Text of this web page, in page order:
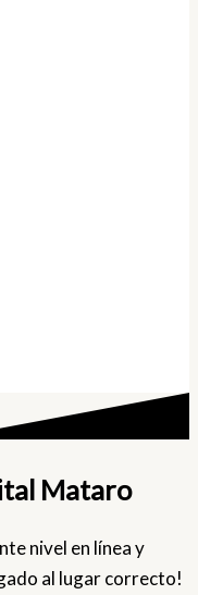
Mataro
nivel en línea y
al lugar correcto!